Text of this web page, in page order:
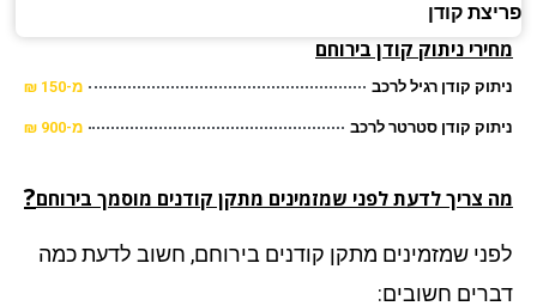
קודן
ניתוק קודן בירוחם
קודן רגיל לרכב מ-150 ₪
קודן סטרטר לרכב מ-900 ₪
צריך לדעת לפני שמזמינים מתקן קודנים מוסמך בירוחם?
שמזמינים מתקן קודנים בירוחם, חשוב לדעת כמה
חשובים: